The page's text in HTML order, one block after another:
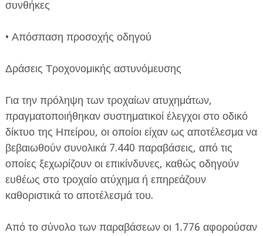
συνθήκες
• Απόσπαση προσοχής οδηγού
Δράσεις Τροχονομικής αστυνόμευσης
Για την πρόληψη των τροχαίων ατυχημάτων,
πραγματοποιήθηκαν συστηματικοί έλεγχοι στο οδικό
δίκτυο της Ηπείρου, οι οποίοι είχαν ως αποτέλεσμα να
βεβαιωθούν συνολικά 7.440 παραβάσεις, από τις
οποίες ξεχωρίζουν οι επικίνδυνες, καθώς οδηγούν
ευθέως στο τροχαίο ατύχημα ή επηρεάζουν
καθοριστικά το αποτέλεσμά του.
Από το σύνολο των παραβάσεων οι 1.776 αφορούσαν